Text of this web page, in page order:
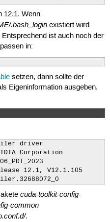
12.1. Wenn
.bash_loginexistiert wird
ist auch noch der
in:
setzen, dann sollte der
Eigeninformation ausgeben.
driver
Corporation
12.1, V12.1.105
cuda-toolkit-config-
common
.